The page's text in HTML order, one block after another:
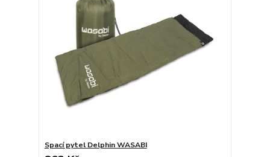
Spací pytel Delphin WASABI